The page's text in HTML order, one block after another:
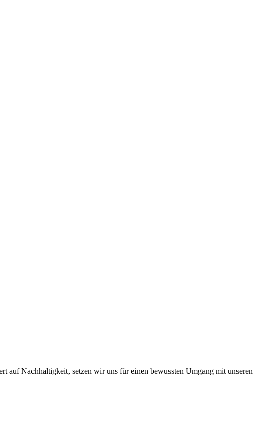
auf Nachhaltigkeit, setzen wir uns für einen bewussten Umgang mit unseren